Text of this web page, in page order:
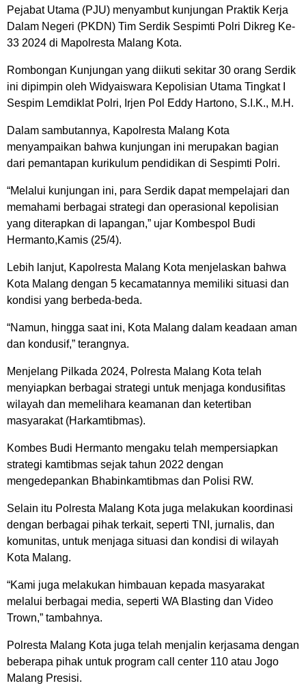
Pejabat Utama (PJU) menyambut kunjungan Praktik Kerja
Dalam Negeri (PKDN) Tim Serdik Sespimti Polri Dikreg Ke-
33 2024 di Mapolresta Malang Kota.
Rombongan Kunjungan yang diikuti sekitar 30 orang Serdik
ini dipimpin oleh Widyaiswara Kepolisian Utama Tingkat I
Sespim Lemdiklat Polri, Irjen Pol Eddy Hartono, S.I.K., M.H.
Dalam sambutannya, Kapolresta Malang Kota
menyampaikan bahwa kunjungan ini merupakan bagian
dari pemantapan kurikulum pendidikan di Sespimti Polri.
“Melalui kunjungan ini, para Serdik dapat mempelajari dan
memahami berbagai strategi dan operasional kepolisian
yang diterapkan di lapangan,” ujar Kombespol Budi
Hermanto,Kamis (25/4).
Lebih lanjut, Kapolresta Malang Kota menjelaskan bahwa
Kota Malang dengan 5 kecamatannya memiliki situasi dan
kondisi yang berbeda-beda.
“Namun, hingga saat ini, Kota Malang dalam keadaan aman
dan kondusif,” terangnya.
Menjelang Pilkada 2024, Polresta Malang Kota telah
menyiapkan berbagai strategi untuk menjaga kondusifitas
wilayah dan memelihara keamanan dan ketertiban
masyarakat (Harkamtibmas).
Kombes Budi Hermanto mengaku telah mempersiapkan
strategi kamtibmas sejak tahun 2022 dengan
mengedepankan Bhabinkamtibmas dan Polisi RW.
Selain itu Polresta Malang Kota juga melakukan koordinasi
dengan berbagai pihak terkait, seperti TNI, jurnalis, dan
komunitas, untuk menjaga situasi dan kondisi di wilayah
Kota Malang.
“Kami juga melakukan himbauan kepada masyarakat
melalui berbagai media, seperti WA Blasting dan Video
Trown,” tambahnya.
Polresta Malang Kota juga telah menjalin kerjasama dengan
beberapa pihak untuk program call center 110 atau Jogo
Malang Presisi.